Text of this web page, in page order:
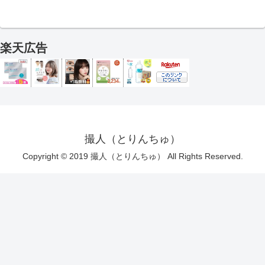
楽天広告
撮人（とりんちゅ）
Copyright © 2019 撮人（とりんちゅ） All Rights Reserved.